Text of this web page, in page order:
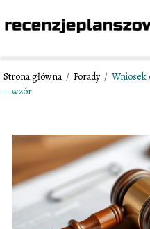
Strona główna / Porady / Wniosek
– wzór